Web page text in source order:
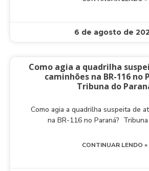
6 de agosto de
Como agia a quadrilha
caminhões na BR-116 no
Tribuna do
Como agia a quadrilha suspeita de
na BR-116 no Paraná?
CONTINUAR LENDO »